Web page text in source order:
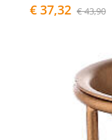
€ 37,32 € 43,90